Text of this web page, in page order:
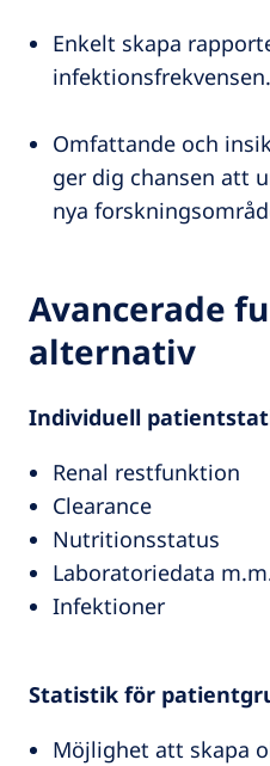
Enkelt skapa
infektionsfrekvensen.
Omfattande och
ger dig chansen att
nya
Avancerade
alternativ
Individuell
Renal restfunktion
Clearance
Nutritionsstatus
Laboratoriedata
Infektioner
Statistik för
Möjlighet att skapa